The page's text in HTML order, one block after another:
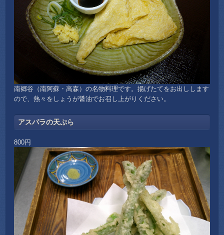
南郷谷（南阿蘇・高森）の名物料理です。揚げたてをお出しします
ので、熱々をしょうが醤油でお召し上がりください。
アスパラの天ぷら
800円